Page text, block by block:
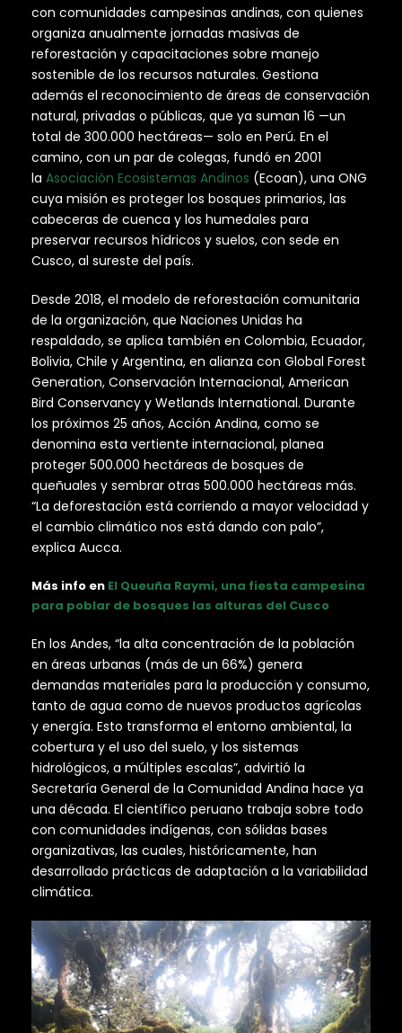
con comunidades campesinas andinas, con quienes
organiza anualmente jornadas masivas de
reforestación y capacitaciones sobre manejo
sostenible de los recursos naturales. Gestiona
además el reconocimiento de áreas de conservación
natural, privadas o públicas, que ya suman 16 —un
total de 300.000 hectáreas— solo en Perú. En el
camino, con un par de colegas, fundó en 2001
la Asociación Ecosistemas Andinos (Ecoan), una ONG
cuya misión es proteger los bosques primarios, las
cabeceras de cuenca y los humedales para
preservar recursos hídricos y suelos, con sede en
Cusco, al sureste del país.
Desde 2018, el modelo de reforestación comunitaria
de la organización, que Naciones Unidas ha
respaldado, se aplica también en Colombia, Ecuador,
Bolivia, Chile y Argentina, en alianza con Global Forest
Generation, Conservación Internacional, American
Bird Conservancy y Wetlands International. Durante
los próximos 25 años, Acción Andina, como se
denomina esta vertiente internacional, planea
proteger 500.000 hectáreas de bosques de
queñuales y sembrar otras 500.000 hectáreas más.
“La deforestación está corriendo a mayor velocidad y
el cambio climático nos está dando con palo”,
explica Aucca.
Más info en El Queuña Raymi, una fiesta campesina
para poblar de bosques las alturas del Cusco
En los Andes, “la alta concentración de la población
en áreas urbanas (más de un 66%) genera
demandas materiales para la producción y consumo,
tanto de agua como de nuevos productos agrícolas
y energía. Esto transforma el entorno ambiental, la
cobertura y el uso del suelo, y los sistemas
hidrológicos, a múltiples escalas”, advirtió la
Secretaría General de la Comunidad Andina hace ya
una década. El científico peruano trabaja sobre todo
con comunidades indígenas, con sólidas bases
organizativas, las cuales, históricamente, han
desarrollado prácticas de adaptación a la variabilidad
climática.